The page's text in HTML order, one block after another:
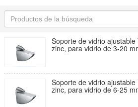
Soporte de vidrio
zinc, para vidrio de 3-20
Soporte de vidrio
zinc, para vidrio de 6-25